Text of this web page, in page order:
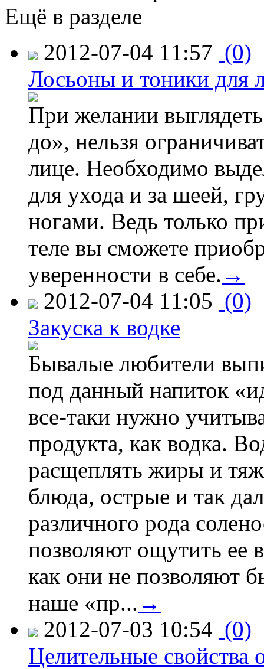
Ещё в разделе
2012-07-04 11:57 (0)
Лосьоны и тоники для
При желании
до», нельзя
лице. Необходимо
для ухода и за шеей,
ногами. Ведь только
теле вы сможете
уверенности в себе. →
2012-07-04 11:05 (0)
Закуска к водке
Бывалые любители
под данный напиток
все-таки нужно
продукта, как водка.
расщеплять жиры и
блюда, острые и так
различного рода
позволяют ощутить ее
как они не позволяют
наше «пр... →
2012-07-03 10:54 (0)
Целительные свойства